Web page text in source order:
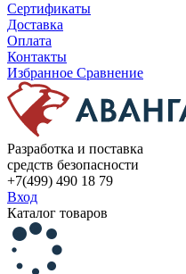
Сертификаты
Доставка
Оплата
Контакты
Избранное Сравнение
Разработка и поставка
средств безопасности
+7(499) 490 18 79
Вход
Каталог товаров